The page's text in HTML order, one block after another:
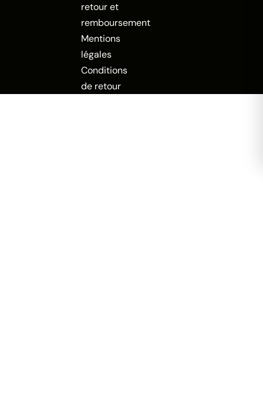
retour et
remboursement
Mentions
légales
Conditions
de retour